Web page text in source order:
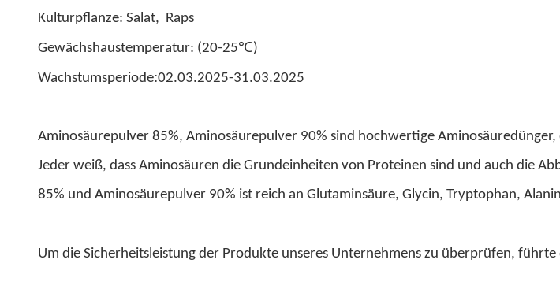
Kulturpflanze: Salat, Raps
Gewächshaustemperatur: (20-25℃)
Wachstumsperiode:02.03.2025-31.03.2025
Aminosäurepulver 85%, Aminosäurepulver 90% sind hochwertige
Jeder weiß, dass Aminosäuren die Grundeinheiten von Proteinen sind und auch die
85% und Aminosäurepulver 90% ist reich an Glutaminsäure, Glycin, Tryptophan,
Um die Sicherheitsleistung der Produkte unseres Unternehmens zu überprüfen,